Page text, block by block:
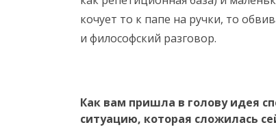
кочует то к папе на ручки, то
и философский разговор.
Как вам пришла в голову идея
ситуацию, которая сложилась